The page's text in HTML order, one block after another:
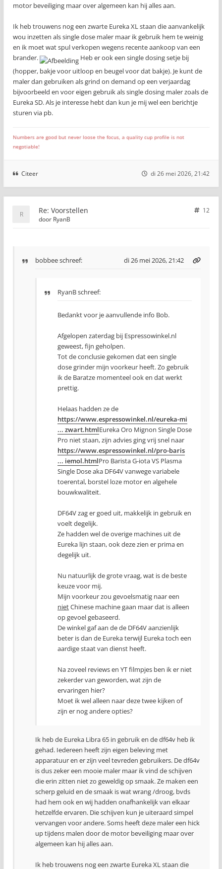
motor beveiliging maar over algemeen kan hij alles aan.
Ik heb trouwens nog een zwarte Eureka XL staan die aanvankelijk
wou inzetten als single dose maler maar ik gebruik hem te weinig
en ik moet wat spul verkopen wegens recente aankoop van een
brander.
Heb er ook een single dosing setje bij
(hopper, bakje voor uitloop en beugel voor dat bakje). Je kunt de
maler dan gebruiken als grind on demand op een verjaardag
bijvoorbeeld en voor eigen gebruik als single dosing maler zoals de
Eureka SD. Als je interesse hebt dan kun je mij wel een berichtje
sturen via pb.
Numbers are good but never loose the focus, a quality cup profile is not
negotiable!
Citeer di 26 mei 2026, 21:42
Re: Voorstellen
12
door RyanB
bobbeeschreef: di 26 mei 2026, 21:42
RyanB schreef:
Bedankt voor je aanvullende info Bob.
Afgelopen zaterdag bij Espressowinkel.nl
geweest, fijn geholpen.
Tot de conclusie gekomen dat een single
dose grinder mijn voorkeur heeft. Zo gebruik
ik de Baratze momenteel ook en dat werkt
prettig.
Helaas hadden ze de
https://www.espressowinkel.nl/eureka-mi
... zwart.htmlEureka Oro Mignon Single Dose
Pro niet staan, zijn advies ging vrij snel naar
https://www.espressowinkel.nl/pro-baris
... iemol.htmlPro Barista G-iota VS Plasma
Single Dose aka DF64V vanwege variabele
toerental, borstel loze motor en algehele
bouwkwaliteit.
DF64V zag er goed uit, makkelijk in gebruik en
voelt degelijk.
Ze hadden wel de overige machines uit de
Eureka lijn staan, ook deze zien er prima en
degelijk uit.
Nu natuurlijk de grote vraag, wat is de beste
keuze voor mij.
Mijn voorkeur zou gevoelsmatig naar een
nietChinese machine gaan maar dat is alleen
op gevoel gebaseerd.
De winkel gaf aan de de DF64V aanzienlijk
beter is dan de Eureka terwijl Eureka toch een
aardige staat van dienst heeft.
Na zoveel reviews en YT filmpjes ben ik er niet
zekerder van geworden, wat zijn de
ervaringen hier?
Moet ik wel alleen naar deze twee kijken of
zijn er nog andere opties?
Ik heb de Eureka Libra 65 in gebruik en de df64v heb ik
gehad. Iedereen heeft zijn eigen beleving met
apparatuur en er zijn veel tevreden gebruikers. De df64v
is dus zeker een mooie maler maar ik vind de schijven
die erin zitten niet zo geweldig op smaak. Ze maken een
scherp geluid en de smaak is wat wrang /droog, bvds
had hem ook en wij hadden onafhankelijk van elkaar
hetzelfde ervaren. Die schijven kun je uiteraard simpel
vervangen voor andere. Soms heeft deze maler een hick
up tijdens malen door de motor beveiliging maar over
algemeen kan hij alles aan.
Ik heb trouwens nog een zwarte Eureka XL staan die